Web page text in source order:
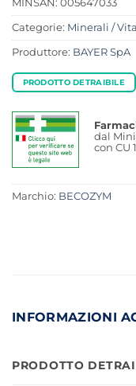
MINSAN: 005647033
Categorie: Minerali /
Produttore: BAYER SpA
PRODOTTO DETRAIBILE
dal
con CU
Marchio: BECOZYM
INFORMAZIONI
PRODOTTO